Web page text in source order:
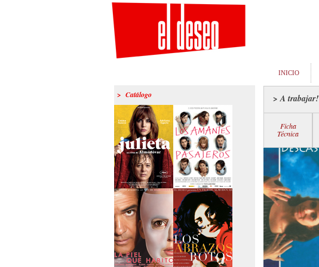
INICIO
> Catálogo
>Julieta
>Los amantes
pasajeros
> A trabajar!
Ficha
Técnica